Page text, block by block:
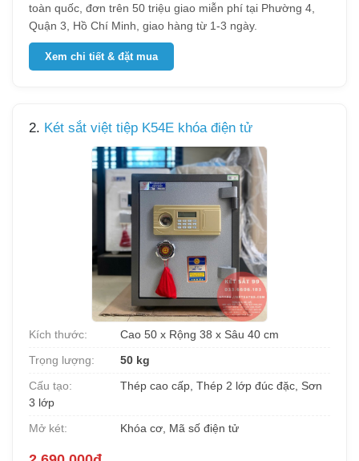
toàn quốc, đơn trên 50 triệu giao miễn phí tại Phường 4,
Quận 3, Hồ Chí Minh, giao hàng từ 1-3 ngày.
Xem chi tiết & đặt mua
2. Két sắt việt tiệp K54E khóa điện tử
Kích thước:
Cao 50 x Rộng 38 x Sâu 40 cm
Trọng lượng:
50 kg
Cấu tạo:
Thép cao cấp, Thép 2 lớp đúc đặc, Sơn
3 lớp
Mở két:
Khóa cơ, Mã số điện tử